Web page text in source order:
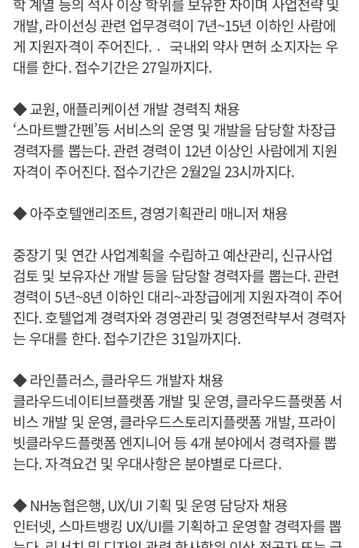
개발, 라이선싱 관련 업무경력이 7년~15년 이하인 사람에
게 지원자격이 주어진다. 국〮내외 약사 면허 소지자는 우
대를 한다. 접수기간은 27일까지다.
◆ 교원, 애플리케이션 개발 경력직 채용
‘스마트빨간펜’등 서비스의 운영 및 개발을 담당할 차장급
경력자를 뽑는다. 관련 경력이 12년 이상인 사람에게 지원
자격이 주어진다. 접수기간은 2월2일 23시까지다.
◆ 아주호텔앤리조트, 경영기획관리 매니저 채용
중장기 및 연간 사업계획을 수립하고 예산관리, 신규사업
검토 및 보유자산 개발 등을 담당할 경력자를 뽑는다. 관련
경력이 5년~8년 이하인 대리~과장급에게 지원자격이 주어
진다. 호텔업계 경력자와 경영관리 및 경영전략부서 경력자
는 우대를 한다. 접수기간은 31일까지다.
◆ 라인플러스, 클라우드 개발자 채용
클라우드네이티브플랫폼 개발 및 운영, 클라우드플랫폼 서
비스 개발 및 운영, 클라우드스토리지플랫폼 개발, 프라이
빗클라우드플랫폼 엔지니어 등 4개 분야에서 경력자를 뽑
는다. 자격요건 및 우대사항은 분야별로 다르다.
◆ NH농협은행, UX/UI 기획 및 운영 담당자 채용
인터넷, 스마트뱅킹 UX/UI를 기획하고 운영할 경력자를 뽑